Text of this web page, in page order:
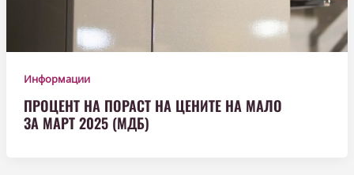
Информации
ПРОЦЕНТ НА ПОРАСТ НА ЦЕНИТЕ НА МАЛО
ЗА МАРТ 2025 (МДБ)